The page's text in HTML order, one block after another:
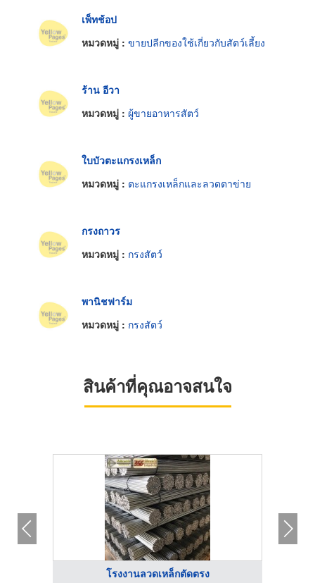
เพ็ทช้อป
หมวดหมู่ : ขายปลีกของใช้เกี่ยวกับสัตว์เลี้ยง
ร้าน อีวา
หมวดหมู่ : ผู้ขายอาหารสัตว์
ใบบัวตะแกรงเหล็ก
หมวดหมู่ : ตะแกรงเหล็กและลวดตาข่าย
กรงถาวร
หมวดหมู่ : กรงสัตว์
พานิชฟาร์ม
หมวดหมู่ : กรงสัตว์
สินค้าที่คุณอาจสนใจ
โรงงานลวดเหล็กตัดตรง